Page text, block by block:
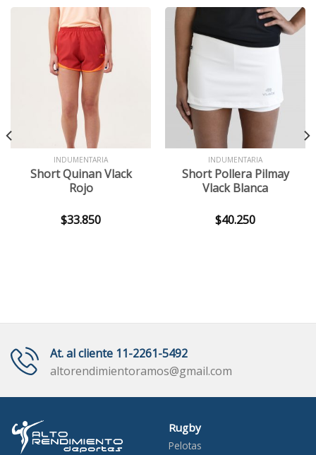
INDUMENTARIA
Short Quinan Vlack
Rojo
$33.850
INDUMENTARIA
Short Pollera Pilmay
Vlack Blanca
$40.250
At. al cliente 11-2261-5492
altorendimientoramos@gmail.com
Rugby
Pelotas